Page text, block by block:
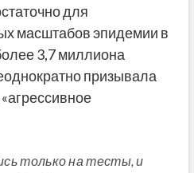
для
масштабов эпидемии в
3,7 миллиона
призывала
только на тесты, и